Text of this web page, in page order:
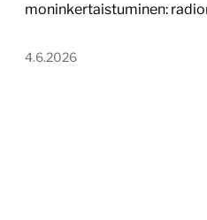
moninkertaistuminen:
4.6.2026